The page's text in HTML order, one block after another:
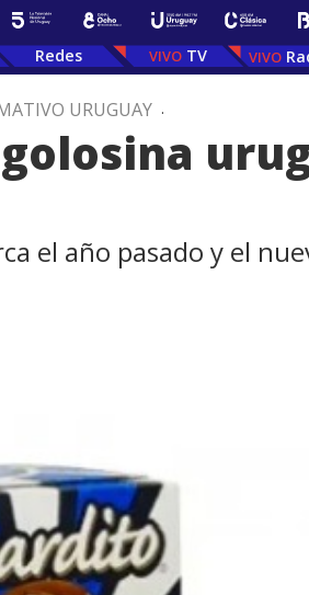
Redes TV
URUGUAY .
el año pasado y el